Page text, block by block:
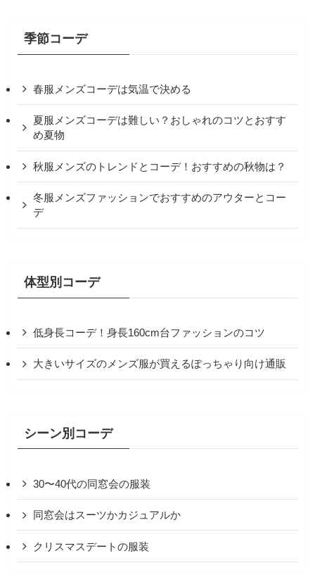
季節コーデ
春服メンズコーデは気温で決める
夏服メンズコーデは難しい？おしゃれのコツとおすす
め夏物
秋服メンズのトレンドとコーデ！おすすめの秋物は？
冬服メンズファッションでおすすめのアウターとコー
デ
体型別コーデ
低身長コーデ！身長160cm台ファッションのコツ
大きいサイズのメンズ服が買えるぽっちゃり向け通販
シーン別コーデ
30〜40代の同窓会の服装
同窓会はスーツかカジュアルか
クリスマスデートの服装